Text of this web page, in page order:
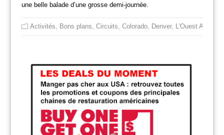
une belle balade d’une grosse demi-journée.
Activités Bons plans Circuits Colorado, Denver, L'Ouest